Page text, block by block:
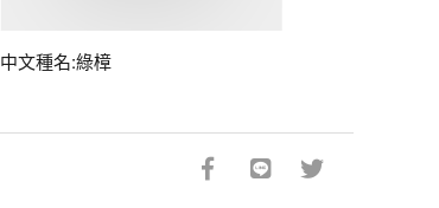
中文種名:綠樟